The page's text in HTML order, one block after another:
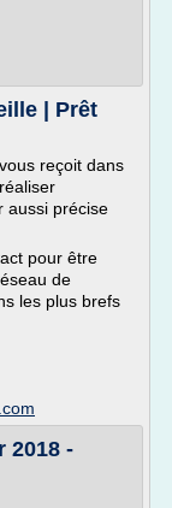
| Prêt
reçoit dans
aussi précise
pour être
de
les plus brefs
2018 -